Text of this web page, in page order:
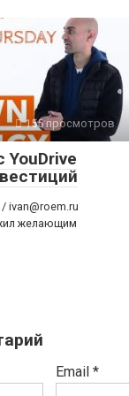
155 просмотров
YouDrive
/ ivan@roem.ru
желающим
Email *